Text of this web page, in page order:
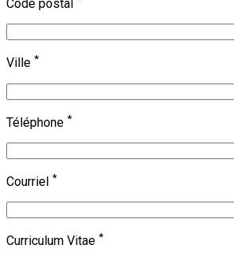
Code postal
Ville *
Téléphone *
Courriel *
Curriculum Vitae *